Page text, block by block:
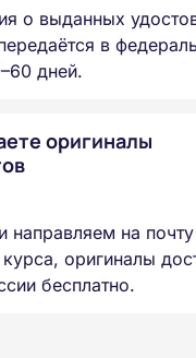
о выданных
в
дней.
оригиналы
направляем на
оригиналы
бесплатно.